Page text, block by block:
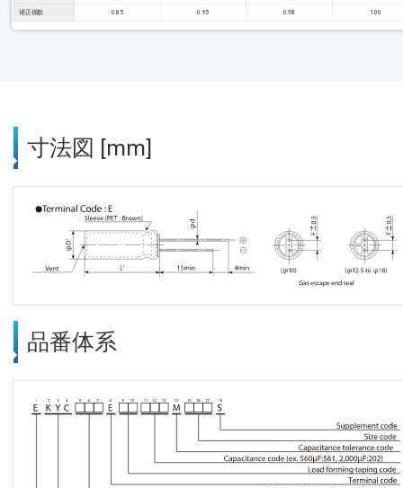
補正係数 0.85 0.95 0.98 1.00
寸法図 [mm]
品番体系